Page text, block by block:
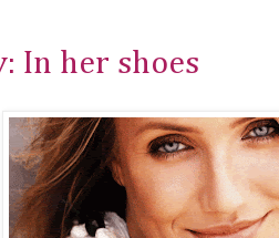
In her shoes